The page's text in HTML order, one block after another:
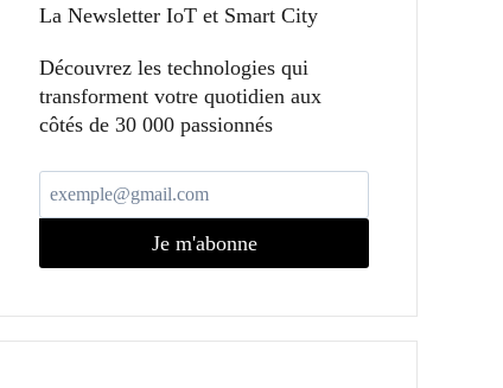
La Newsletter IoT et Smart City​
Découvrez les technologies qui
transforment votre quotidien aux
côtés de 30 000 passionnés
Je m'abonne